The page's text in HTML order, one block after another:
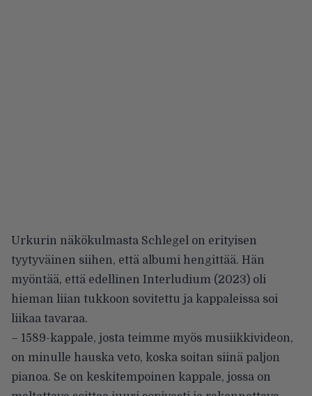
Urkurin näkökulmasta Schlegel on erityisen
tyytyväinen siihen, että albumi hengittää. Hän
myöntää, että edellinen Interludium (2023) oli
hieman liian tukkoon sovitettu ja kappaleissa soi
liikaa tavaraa.
– 1589-kappale, josta teimme myös musiikkivideon,
on minulle hauska veto, koska soitan siinä paljon
pianoa. Se on keskitempoinen kappale, jossa on